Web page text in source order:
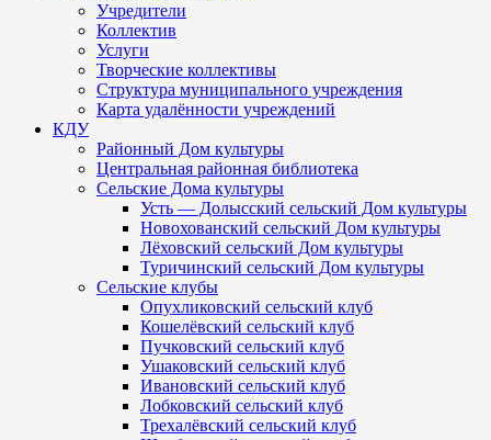
Учредители
Коллектив
Услуги
Творческие коллективы
Структура муниципального учреждения
Карта удалённости учреждений
КДУ
Районный Дом культуры
Центральная районная библиотека
Сельские Дома культуры
Усть — Долысский сельский Дом культуры
Новохованский сельский Дом культуры
Лёховский сельский Дом культуры
Туричинский сельский Дом культуры
Сельские клубы
Опухликовский сельский клуб
Кошелёвский сельский клуб
Пучковский сельский клуб
Ушаковский сельский клуб
Ивановский сельский клуб
Лобковский сельский клуб
Трехалёвский сельский клуб